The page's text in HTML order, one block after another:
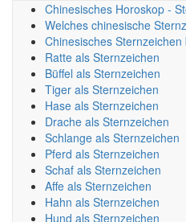
Chinesisches Horoskop -
Welches chinesische
Chinesisches Sternzeichen
Ratte als Sternzeichen
Büffel als Sternzeichen
Tiger als Sternzeichen
Hase als Sternzeichen
Drache als Sternzeichen
Schlange als Sternzeichen
Pferd als Sternzeichen
Schaf als Sternzeichen
Affe als Sternzeichen
Hahn als Sternzeichen
Hund als Sternzeichen